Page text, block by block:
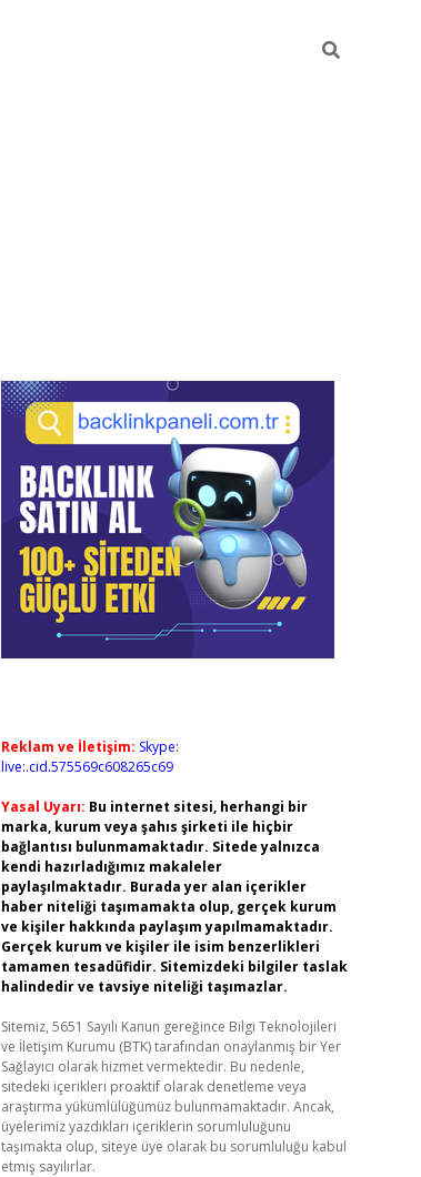
Sidebar
Reklam ve İletişim: Skype:
live:.cid.575569c608265c69
Yasal Uyarı: Bu internet sitesi, herhangi bir
marka, kurum veya şahıs şirketi ile hiçbir
bağlantısı bulunmamaktadır. Sitede yalnızca
kendi hazırladığımız makaleler
paylaşılmaktadır. Burada yer alan içerikler
haber niteliği taşımamakta olup, gerçek kurum
ve kişiler hakkında paylaşım yapılmamaktadır.
Gerçek kurum ve kişiler ile isim benzerlikleri
tamamen tesadüfidir. Sitemizdeki bilgiler taslak
halindedir ve tavsiye niteliği taşımazlar.
Sitemiz, 5651 Sayılı Kanun gereğince Bilgi Teknolojileri
ve İletişim Kurumu (BTK) tarafından onaylanmış bir Yer
Sağlayıcı olarak hizmet vermektedir. Bu nedenle,
sitedeki içerikleri proaktif olarak denetleme veya
araştırma yükümlülüğümüz bulunmamaktadır. Ancak,
üyelerimiz yazdıkları içeriklerin sorumluluğunu
taşımakta olup, siteye üye olarak bu sorumluluğu kabul
etmiş sayılırlar.